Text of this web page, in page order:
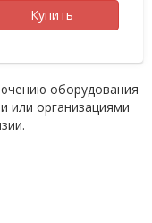
Купить
оборудования
или организациями